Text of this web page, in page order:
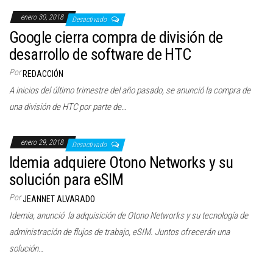
enero 30, 2018 Desactivado
Google cierra compra de división de
desarrollo de software de HTC
Por REDACCIÓN
A inicios del último trimestre del año pasado, se anunció la compra de
una división de HTC por parte de…
enero 29, 2018 Desactivado
Idemia adquiere Otono Networks y su
solución para eSIM
PorJEANNET ALVARADO
Idemia, anunció la adquisición de Otono Networks y su tecnología de
administración de flujos de trabajo, eSIM. Juntos ofrecerán una
solución…